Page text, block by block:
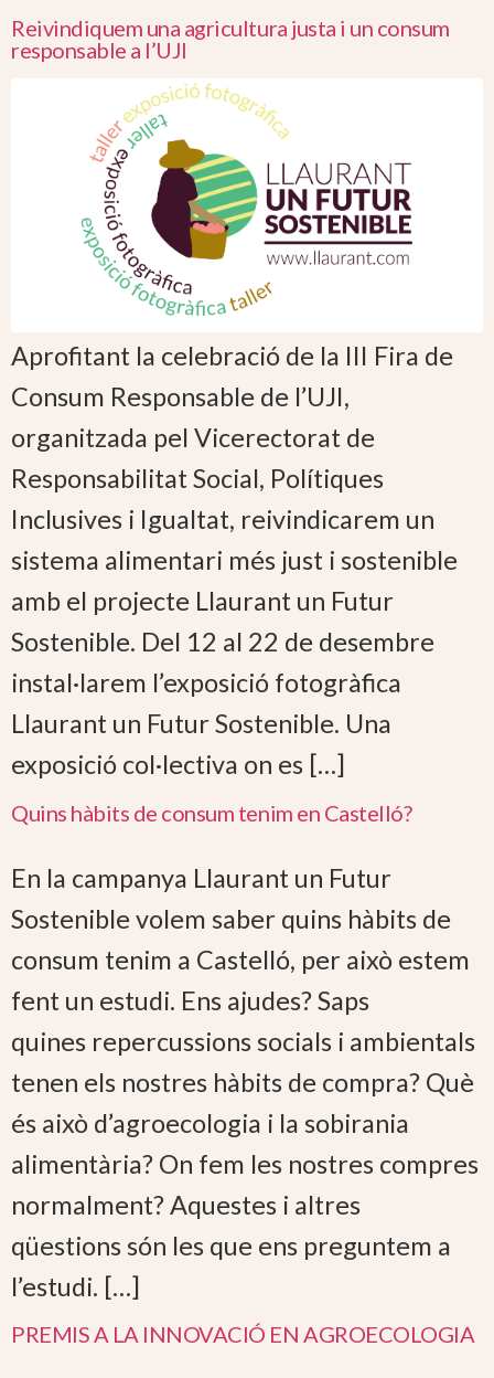
Reivindiquem una agricultura justa i un consum
responsable a l’UJI
Aprofitant la celebració de la III Fira de
Consum Responsable de l’UJI,
organitzada pel Vicerectorat de
Responsabilitat Social, Polítiques
Inclusives i Igualtat, reivindicarem un
sistema alimentari més just i sostenible
amb el projecte Llaurant un Futur
Sostenible. Del 12 al 22 de desembre
instal·larem l’exposició fotogràfica
Llaurant un Futur Sostenible. Una
exposició col·lectiva on es […]
Quins hàbits de consum tenim en Castelló?
En la campanya Llaurant un Futur
Sostenible volem saber quins hàbits de
consum tenim a Castelló, per això estem
fent un estudi. Ens ajudes? Saps
quines repercussions socials i ambientals
tenen els nostres hàbits de compra? Què
és això d’agroecologia i la sobirania
alimentària? On fem les nostres compres
normalment? Aquestes i altres
qüestions són les que ens preguntem a
l’estudi. […]
PREMIS A LA INNOVACIÓ EN AGROECOLOGIA